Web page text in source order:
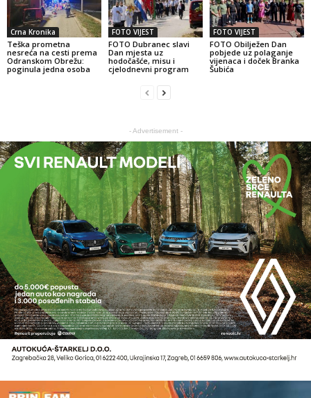
Crna Kronika
Teška prometna
nesreća na cesti prema
Odranskom Obrežu:
poginula jedna osoba
FOTO VIJEST
FOTO Dubranec slavi
Dan mjesta uz
hodočašće, misu i
cjelodnevni program
FOTO VIJEST
FOTO Obilježen Dan
pobjede uz polaganje
vijenaca i doček Branka
Šubića
- Advertisement -